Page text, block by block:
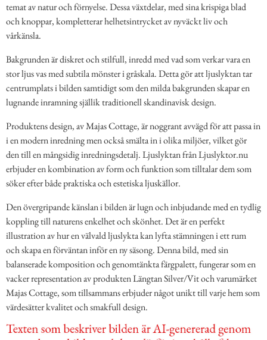
temat av natur och förnyelse. Dessa växtdelar, med sina krispiga blad
och knoppar, kompletterar helhetsintrycket av nyväckt liv och
vårkänsla.
Bakgrunden är diskret och stilfull, inredd med vad som verkar vara en
stor ljus vas med subtila mönster i gråskala. Detta gör att ljuslyktan tar
centrumplats i bilden samtidigt som den milda bakgrunden skapar en
lugnande inramning själlik traditionell skandinavisk design.
Produktens design, av Majas Cottage, är noggrant avvägd för att passa in
i en modern inredning men också smälta in i olika miljöer, vilket gör
den till en mångsidig inredningsdetalj. Ljuslyktan från Ljuslyktor.nu
erbjuder en kombination av form och funktion som tilltalar dem som
söker efter både praktiska och estetiska ljuskällor.
Den övergripande känslan i bilden är lugn och inbjudande med en tydlig
koppling till naturens enkelhet och skönhet. Det är en perfekt
illustration av hur en välvald ljuslykta kan lyfta stämningen i ett rum
och skapa en förväntan inför en ny säsong. Denna bild, med sin
balanserade komposition och genomtänkta färgpalett, fungerar som en
vacker representation av produkten Längtan Silver/Vit och varumärket
Majas Cottage, som tillsammans erbjuder något unikt till varje hem som
värdesätter kvalitet och smakfull design.